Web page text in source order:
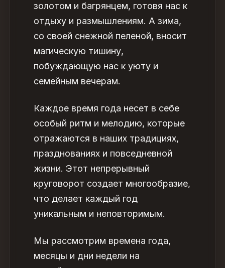
золотом и багрянцем, готовя нас к
отдыху и размышлениям. А зима,
со своей снежной пеленой, вносит
магическую тишину,
побуждающую нас к уюту и
семейным вечерам.
Каждое время года несет в себе
особый ритм и мелодию, которые
отражаются в наших традициях,
празднованиях и повседневной
жизни. Этот непрерывный
круговорот создает многообразие,
что делает каждый год
уникальным и неповторимым.
Мы рассмотрим времена года,
месяцы и дни недели на